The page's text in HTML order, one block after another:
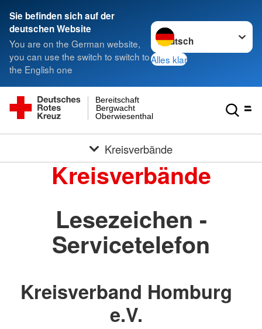
Sie befinden sich auf der
deutschen Website
You are on the German website,
you can use the switch to switch to
the English one
Sprache wechseln zu
Alles klar
Oberwiesenthal
Bergwacht
Bereitschaft
Kreisverbände
Kreisverbände
Lesezeichen -
Servicetelefon
Kreisverband Homburg
e.V.